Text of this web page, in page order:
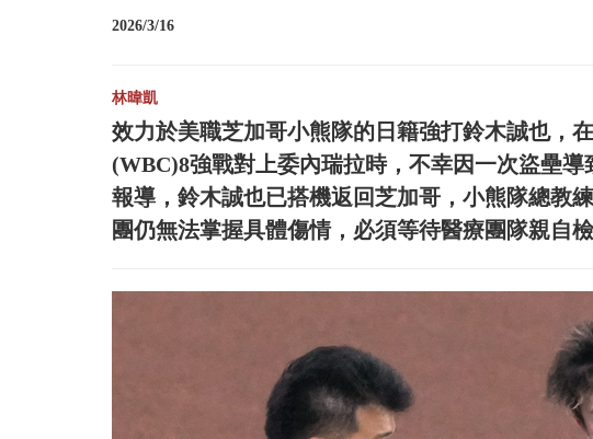
2026/3/16
林暐凱
效力於美職芝加哥小熊隊的日籍強打鈴木誠也，
(WBC)8強戰對上委內瑞拉時，不幸因一次盜壘
報導，鈴木誠也已搭機返回芝加哥，小熊隊總教
團仍無法掌握具體傷情，必須等待醫療團隊親自